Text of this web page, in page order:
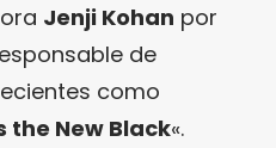
Jenji Kohan por
de
como
the New Black«.